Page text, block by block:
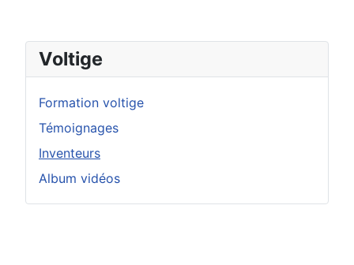
Voltige
Formation voltige
Témoignages
Inventeurs
Album vidéos